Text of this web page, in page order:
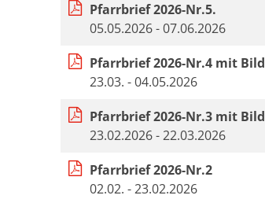
Pfarrbrief 2026-Nr.5.
05.05.2026 - 07.06.2026
Pfarrbrief 2026-Nr.4 mit Bild
23.03. - 04.05.2026
Pfarrbrief 2026-Nr.3 mit Bild
23.02.2026 - 22.03.2026
Pfarrbrief 2026-Nr.2
02.02. - 23.02.2026